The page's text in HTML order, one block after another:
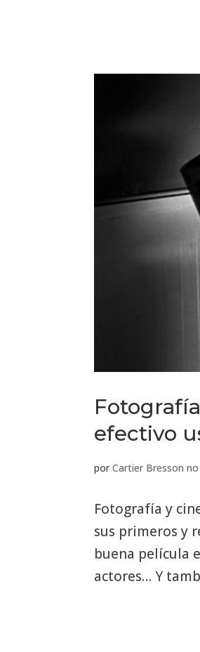
efectivo
porCartier Bresson
Fotografía y
sus primeros y
buena película
actores… Y